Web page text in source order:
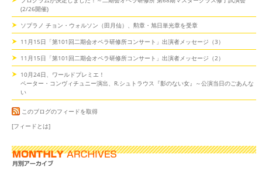
(2/26開催)
ソプラノ チョン・ウォルソン（田月仙）、勲章・旭日単光章を受章
11月15日「第101回二期会オペラ研修所コンサート」出演者メッセージ（3）
11月15日「第101回二期会オペラ研修所コンサート」出演者メッセージ（2）
10月24日、ワールドプレミエ！
ペーター・コンヴィチュニー演出、R.シュトラウス『影のない女』～公演当日のごあんな
い
このブログのフィードを取得
[フィードとは]